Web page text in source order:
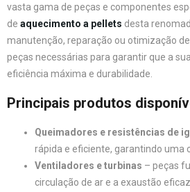
vasta gama de peças e componentes
de aquecimento a pellets desta
manutenção, reparação ou otimização
peças necessárias para garantir que a
eficiência máxima e durabilidade.
Principais produtos
Queimadores e resistências de
rápida e eficiente, garantindo uma
Ventiladores e turbinas – peças
circulação de ar e a exaustão